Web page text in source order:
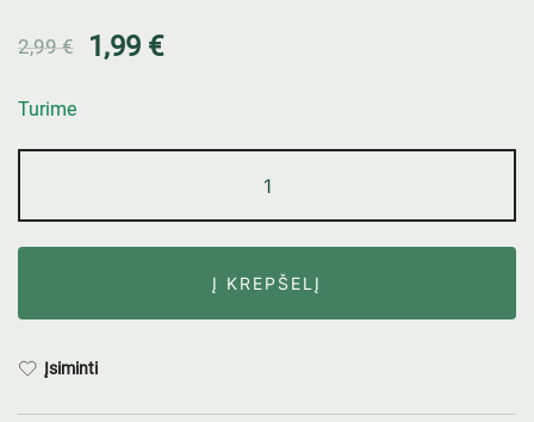
2,99€ 1,99 €
Turime
Į KREPŠELĮ
Įsiminti